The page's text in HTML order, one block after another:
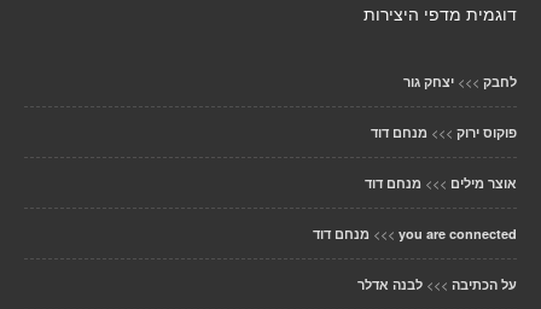
דוגמית מדפי היצירות
לחבק >>> יצחק גור
פוקוס ירוק >>> מנחם דוד
אוצר מילים >>> מנחם דוד
you are connected
>>> מנחם דוד
על הכתיבה >>> לבנה אדלר